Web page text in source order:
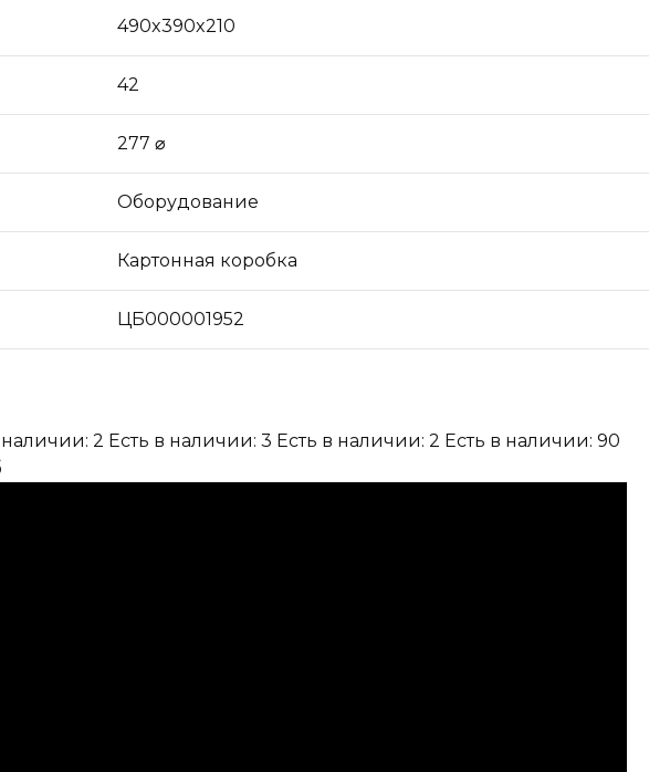
490x390x210
42
277 ⌀
Оборудование
Картонная коробка
ЦБ000001952
наличии: 2 Есть в наличии: 3 Есть в наличии: 2 Есть в наличии: 90